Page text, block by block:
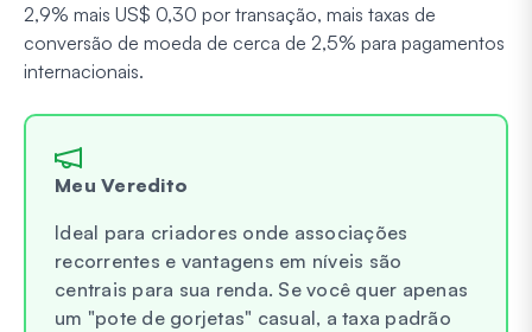
2,9% mais US$ 0,30 por transação, mais taxas de
conversão de moeda de cerca de 2,5% para pagamentos
internacionais.
Meu Veredito
Ideal para criadores onde associações
recorrentes e vantagens em níveis são
centrais para sua renda. Se você quer apenas
um "pote de gorjetas" casual, a taxa padrão